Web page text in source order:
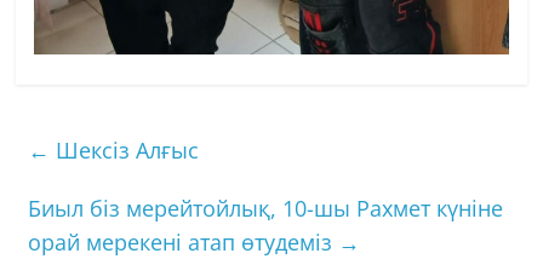
← Шексіз Алғыс
Биыл біз мерейтойлық, 10-шы Рахмет күніне
орай мерекені атап өтудеміз →